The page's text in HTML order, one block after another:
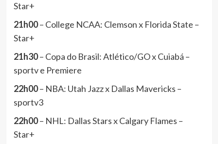
Star+
21h00– College NCAA: Clemson x Florida State –
Star+
21h30– Copa do Brasil: Atlético/GO x Cuiabá –
sportv e Premiere
22h00– NBA: Utah Jazz x Dallas Mavericks –
sportv3
22h00– NHL: Dallas Stars x Calgary Flames –
Star+